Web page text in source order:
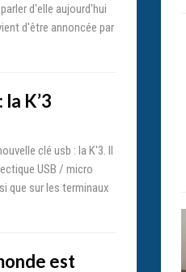
d'elle aujourd'hui
d'être annoncée par
K’3
clé usb : la K'3. Il
USB / micro
que sur les terminaux
est